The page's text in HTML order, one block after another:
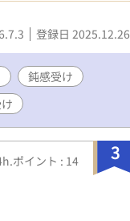
634937700
タには全年齢版を、
登録日 2025.12.26
鈍感受け
3
ポイント : 14